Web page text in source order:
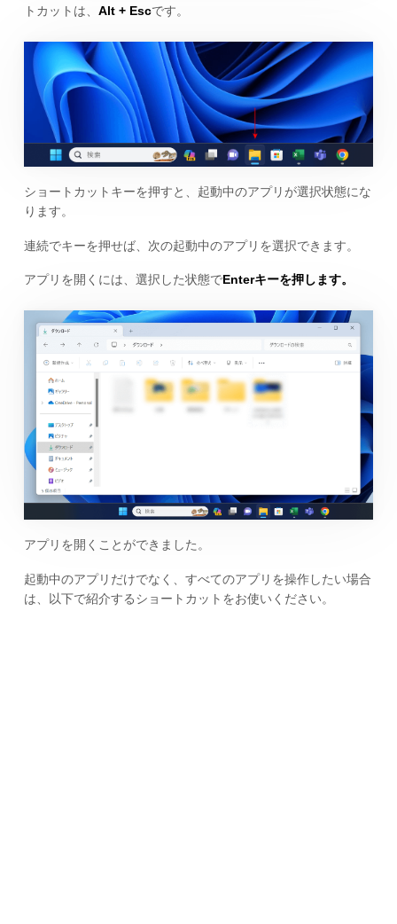
トカットは、 Alt + Escです。
ショートカットキーを押すと、起動中のアプリが選択状態にな
ります。
連続でキーを押せば、次の起動中のアプリを選択できます。
アプリを開くには、選択した状態でEnterキーを押します。
アプリを開くことができました。
起動中のアプリだけでなく、すべてのアプリを操作したい場合
は、以下で紹介するショートカットをお使いください。